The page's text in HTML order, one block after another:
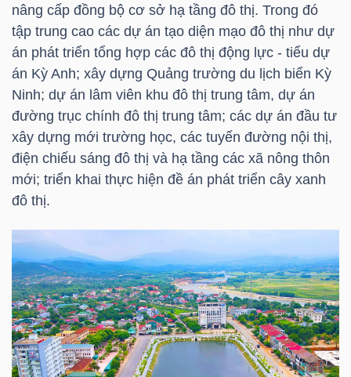
nâng cấp đồng bộ cơ sở hạ tầng đô thị. Trong đó
tập trung cao các dự án tạo diện mạo đô thị như dự
án phát triển tổng hợp các đô thị động lực - tiểu dự
án Kỳ Anh; xây dựng Quảng trường du lịch biển Kỳ
Ninh; dự án lâm viên khu đô thị trung tâm, dự án
đường trục chính đô thị trung tâm; các dự án đầu tư
xây dựng mới trường học, các tuyến đường nội thị,
điện chiếu sáng đô thị và hạ tầng các xã nông thôn
mới; triển khai thực hiện đề án phát triển cây xanh
đô thị.
ĐẦU
TƯ
TRUY
XUẤT
DỮ
LIỆU
(-)
VS-
SECTOR